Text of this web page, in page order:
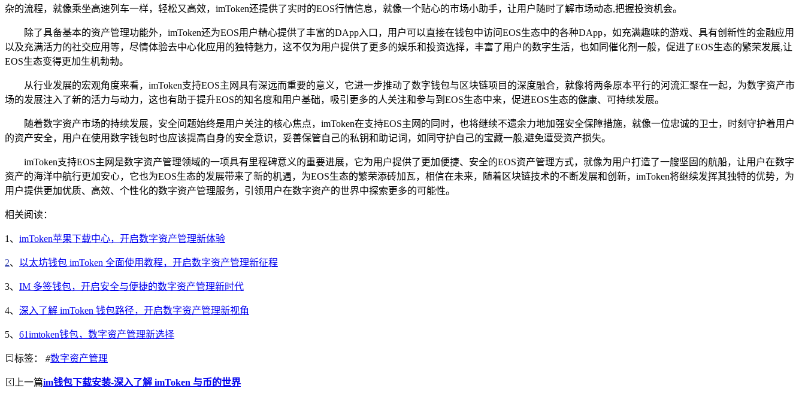
杂的流程，就像乘坐高速列车一样，轻松又高效，imToken还提供了实时的EOS行情信息，就像一个贴心的市场小助手，让用户随时了解市场动态,把握投资机会。
除了具备基本的资产管理功能外，imToken还为EOS用户精心提供了丰富的DApp入口，用户可以直接在钱包中访问EOS生态中的各种DApp，如充满趣味的游戏、具有创新性的金融应用
以及充满活力的社交应用等，尽情体验去中心化应用的独特魅力，这不仅为用户提供了更多的娱乐和投资选择，丰富了用户的数字生活，也如同催化剂一般，促进了EOS生态的繁荣发展,让
EOS生态变得更加生机勃勃。
从行业发展的宏观角度来看，imToken支持EOS主网具有深远而重要的意义，它进一步推动了数字钱包与区块链项目的深度融合，就像将两条原本平行的河流汇聚在一起，为数字资产市
场的发展注入了新的活力与动力，这也有助于提升EOS的知名度和用户基础，吸引更多的人关注和参与到EOS生态中来，促进EOS生态的健康、可持续发展。
随着数字资产市场的持续发展，安全问题始终是用户关注的核心焦点，imToken在支持EOS主网的同时，也将继续不遗余力地加强安全保障措施，就像一位忠诚的卫士，时刻守护着用户
的资产安全，用户在使用数字钱包时也应该提高自身的安全意识，妥善保管自己的私钥和助记词，如同守护自己的宝藏一般,避免遭受资产损失。
imToken支持EOS主网是数字资产管理领域的一项具有里程碑意义的重要进展，它为用户提供了更加便捷、安全的EOS资产管理方式，就像为用户打造了一艘坚固的航船，让用户在数字
资产的海洋中航行更加安心，它也为EOS生态的发展带来了新的机遇，为EOS生态的繁荣添砖加瓦，相信在未来，随着区块链技术的不断发展和创新，imToken将继续发挥其独特的优势，为
用户提供更加优质、高效、个性化的数字资产管理服务，引领用户在数字资产的世界中探索更多的可能性。
相关阅读：
1、 imToken苹果下载中心，开启数字资产管理新体验
2、 以太坊钱包 imToken 全面使用教程，开启数字资产管理新征程
3、 IM 多签钱包，开启安全与便捷的数字资产管理新时代
4、 深入了解 imToken 钱包路径，开启数字资产管理新视角
5、 61imtoken钱包，数字资产管理新选择
标签： #数字资产管理
上一篇im钱包下载安装-深入了解 imToken 与币的世界